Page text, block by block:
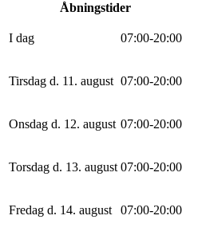
Åbningstider
I dag 07:00-20:00
Tirsdag d. 11. august 07:00-20:00
Onsdag d. 12. august 07:00-20:00
Torsdag d. 13. august 07:00-20:00
Fredag d. 14. august 07:00-20:00